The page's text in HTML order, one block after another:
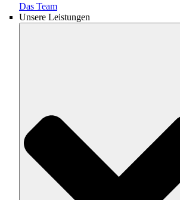
Das Team
Unsere Leistungen